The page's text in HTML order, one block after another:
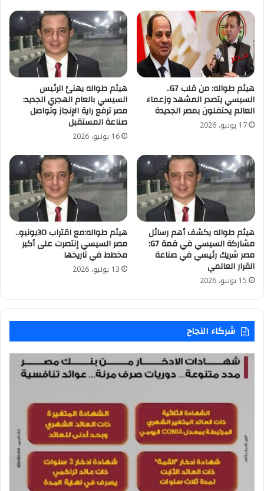
هيثم طواله: من قلب G7..
السيسي يتصدر المشهد وزعماء
العالم يحتفلون بمصر الجديدة
17 يونيو، 2026
هيثم طواله يهنئ الرئيس
السيسي بالعام الهجري الجديد:
مصر ترفع راية الإنجاز وتواصل
صناعة المستقبل
16 يونيو، 2026
هيثم طواله يكشف أهم رسائل
مشاركة السيسي في قمة G7:
مصر شريك رئيسي في صناعة
القرار العالمي
15 يونيو، 2026
هيثم طواله:مع اقتراب 30يونيو..
مصر السيسي إنتصرت على أكبر
مخطط في تاريخها
13 يونيو، 2026
شركاء النجاح